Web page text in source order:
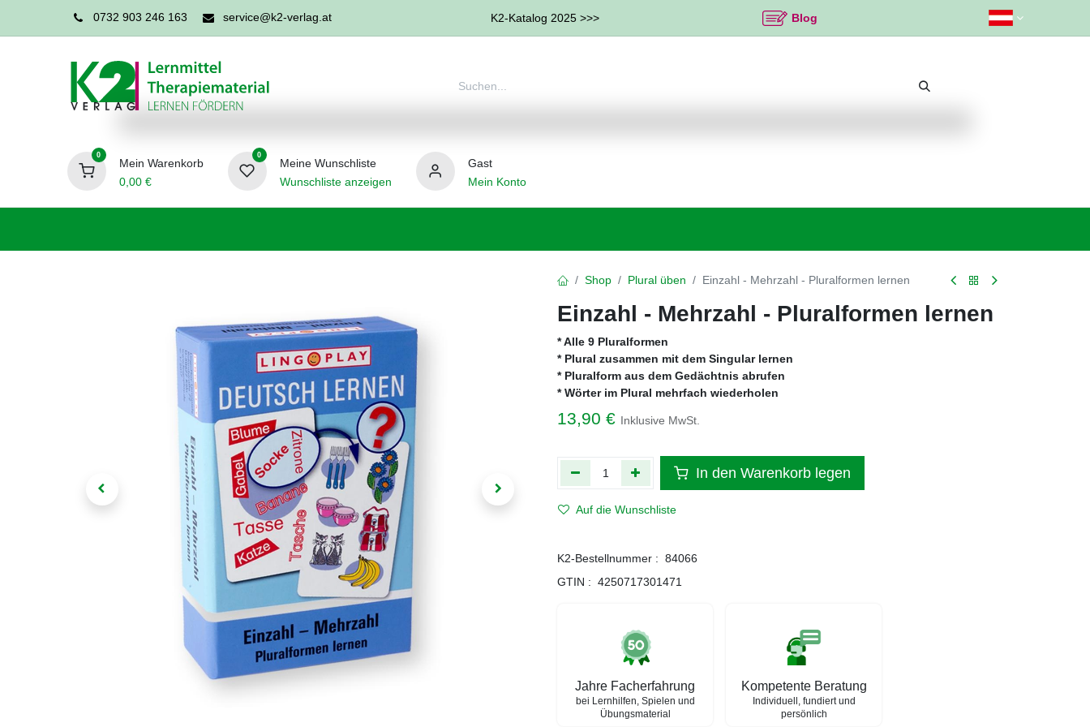
0732 903 246 163 service@k2-verlag.at K2-Katalog 2025 >>> Blog
0
Mein Warenkorb
0,00€
0
Meine Wunschliste
Wunschliste anzeigen
Gast
Mein Konto
Shop Plural üben Einzahl - Mehrzahl - Pluralformen lernen
Einzahl - Mehrzahl - Pluralformen lernen
* Alle 9 Pluralformen
* Plural zusammen mit dem Singular lernen
* Pluralform aus dem Gedächtnis abrufen
* Wörter im Plural mehrfach wiederholen
13,90 € Inklusive MwSt.
In den Warenkorb legen
Auf die Wunschliste
K2-Bestellnummer : 84066
GTIN : 4250717301471
Jahre Facherfahrung
bei Lernhilfen, Spielen und
Übungsmaterial
Kompetente Beratung
Individuell, fundiert und
persönlich